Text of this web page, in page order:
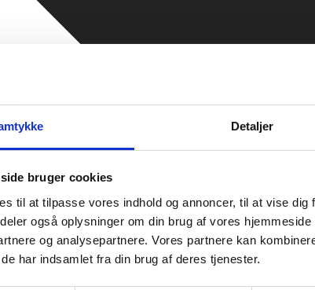
Detaljer
bruger cookies
til at tilpasse vores indhold og annoncer, til at vise
også oplysninger om din brug af vores
og analysepartnere. Vores partnere kan
har indsamlet fra din brug af deres tjenester.